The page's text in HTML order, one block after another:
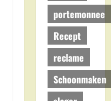
portemonnee
Recept
reclame
Schoonmaken